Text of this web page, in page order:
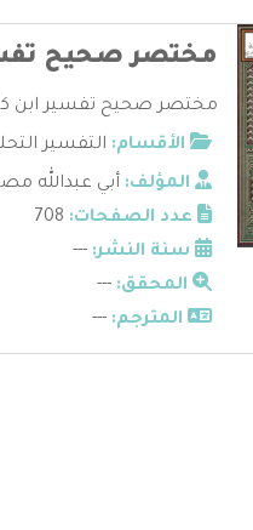
مختصر صحيح
مختصر صحيح تفسير ابن
الأقسام: التفسير
المؤلف: أبي عبدالله
عدد الصفحات:
سنة النشر: ---
المحقق: ---
المترجم: ---